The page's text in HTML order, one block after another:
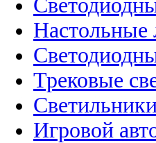
Трековые
Игровой